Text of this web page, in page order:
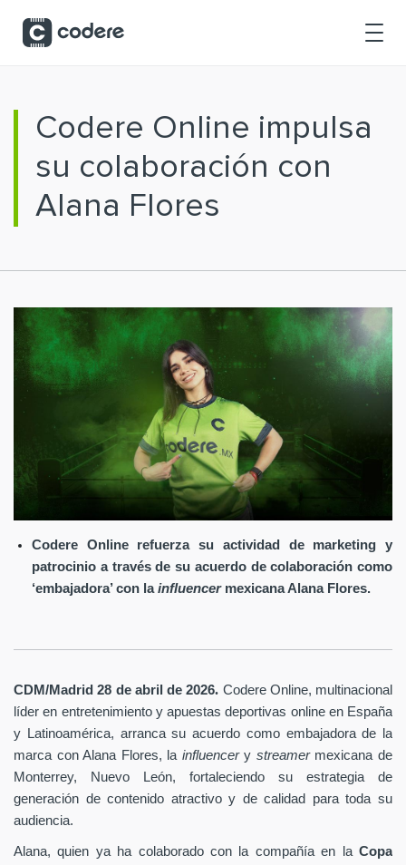
Codere Online impulsa
su colaboración con
Alana Flores
Codere Online refuerza su actividad de marketing y
patrocinio a través de su acuerdo de colaboración como
‘embajadora’ con lainfluencermexicana Alana Flores.
CDM/Madrid 28 de abril de 2026. Codere Online, multinacional
líder en entretenimiento y apuestas deportivas online en España
y Latinoamérica, arranca su acuerdo como embajadora de la
marca con Alana Flores, la influencery streamer mexicana de
Monterrey, Nuevo León, fortaleciendo su estrategia de
generación de contenido atractivo y de calidad para toda su
audiencia.
Alana, quien ya ha colaborado con la compañía en la Copa